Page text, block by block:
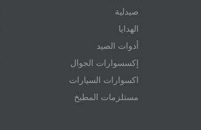
صيدلية
الهدايا
أدوات الصيد
إكسسوارات الجوال
اكسوارات السيارات
مستلزمات المطبخ